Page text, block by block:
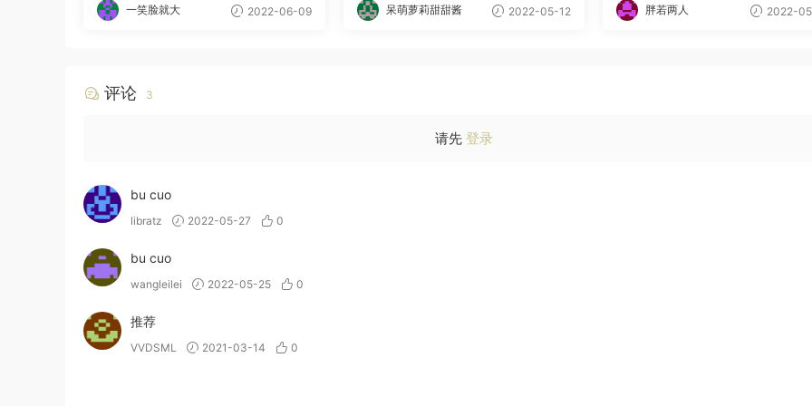
一笑脸就大 2022-06-09 呆萌萝莉甜甜酱 2022-05-12 胖若两人 2022-
评论 3
请先 登录
bu cuo
libratz 2022-05-27 0
bu cuo
wangleilei 2022-05-25 0
推荐
VVDSML 2021-03-14 0